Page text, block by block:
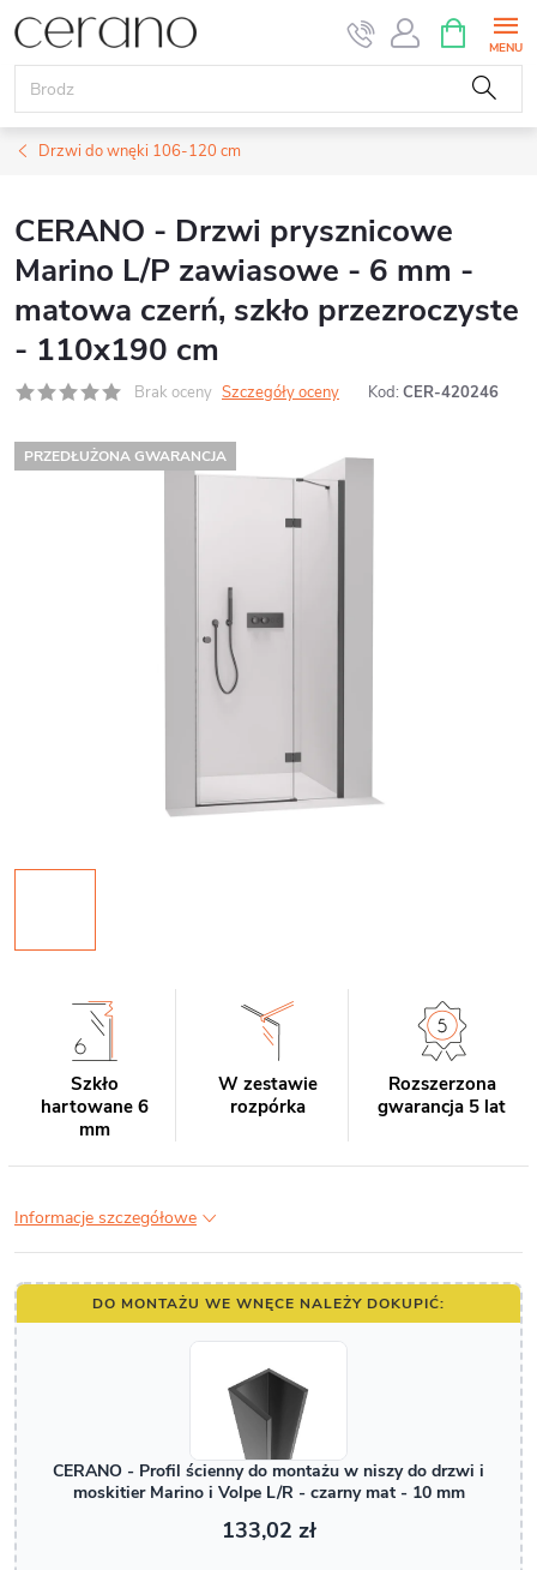
Przejść
do
treści
KOSZYK
Drzwi do wnęki 106-120 cm
CERANO - Drzwi prysznicowe
Marino L/P zawiasowe - 6 mm -
matowa czerń, szkło przezroczyste
- 110x190 cm
Brak oceny Szczegóły oceny Kod: CER-420246
PRZEDŁUŻONA GWARANCJA
Szkło
hartowane 6
mm
W zestawie
rozpórka
Rozszerzona
gwarancja 5 lat
Informacje szczegółowe